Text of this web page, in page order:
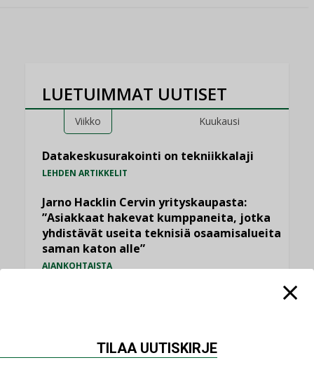
LUETUIMMAT UUTISET
Viikko Kuukausi
Datakeskusurakointi on tekniikkalaji
LEHDEN ARTIKKELIT
Jarno Hacklin Cervin yrityskaupasta:
”Asiakkaat hakevat kumppaneita, jotka
yhdistävät useita teknisiä osaamisalueita
saman katon alle”
AJANKOHTAISTA
AJANKOHTAISTA TILAAJILLE
TILAA UUTISKIRJE